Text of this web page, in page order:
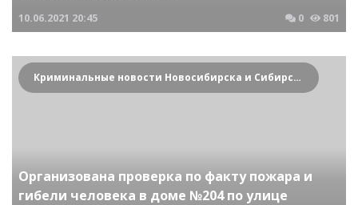
10.06.2021 20:45 0 801
Криминальные новости Новосибирска и Сибирского региона
Организована проверка по факту пожара и
гибели человека в доме №204 по улице